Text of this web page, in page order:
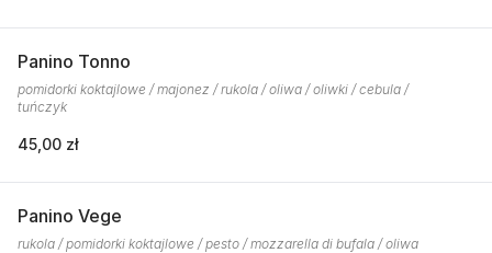
Panino Tonno
pomidorki koktajlowe / majonez / rukola / oliwa / oliwki / cebula /
tuńczyk
45,00 zł
Panino Vege
rukola / pomidorki koktajlowe / pesto / mozzarella di bufala / oliwa